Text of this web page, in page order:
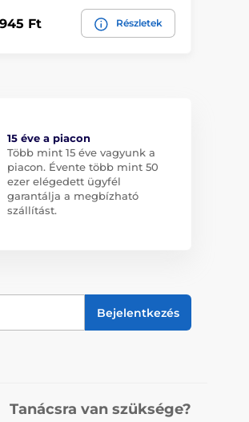
Ft Részletek
15 éve a piacon
Több mint 15 éve vagyunk a
piacon. Évente több mint 50
ezer elégedett ügyfél
garantálja a megbízható
szállítást.
Bejelentkezés
Tanácsra van szüksége?